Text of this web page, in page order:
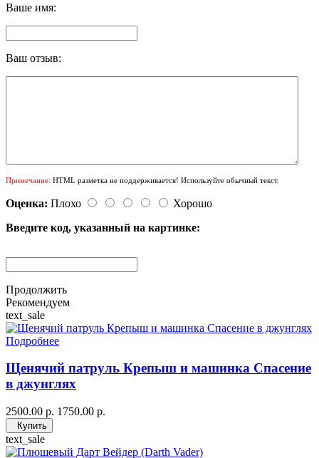
Ваше имя:
Ваш отзыв:
Примечание: HTML разметка не поддерживается! Используйте обычный текст.
Оценка: Плохо
Хорошо
Введите код, указанный на картинке:
Продолжить
Рекомендуем
text_sale
Подробнее
Щенячий патруль Крепыш и машинка Спасение
в джунглях
2500.00 р. 1750.00 р.
Купить
text_sale